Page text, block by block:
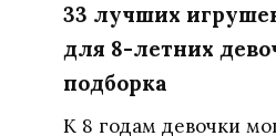
33 лучших
для 8-летних
подборка
К 8 годам девочки